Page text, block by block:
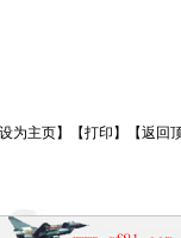
设为主页】【打印 】【返回